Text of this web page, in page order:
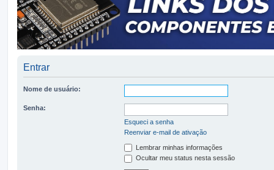
Entrar
Nome de usuário:
Senha:
Esqueci a senha
Reenviar e-mail de ativação
Lembrar minhas informações
Ocultar meu status nesta sessão